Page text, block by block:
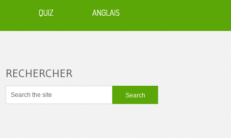
QUIZ ANGLAIS
RECHERCHER